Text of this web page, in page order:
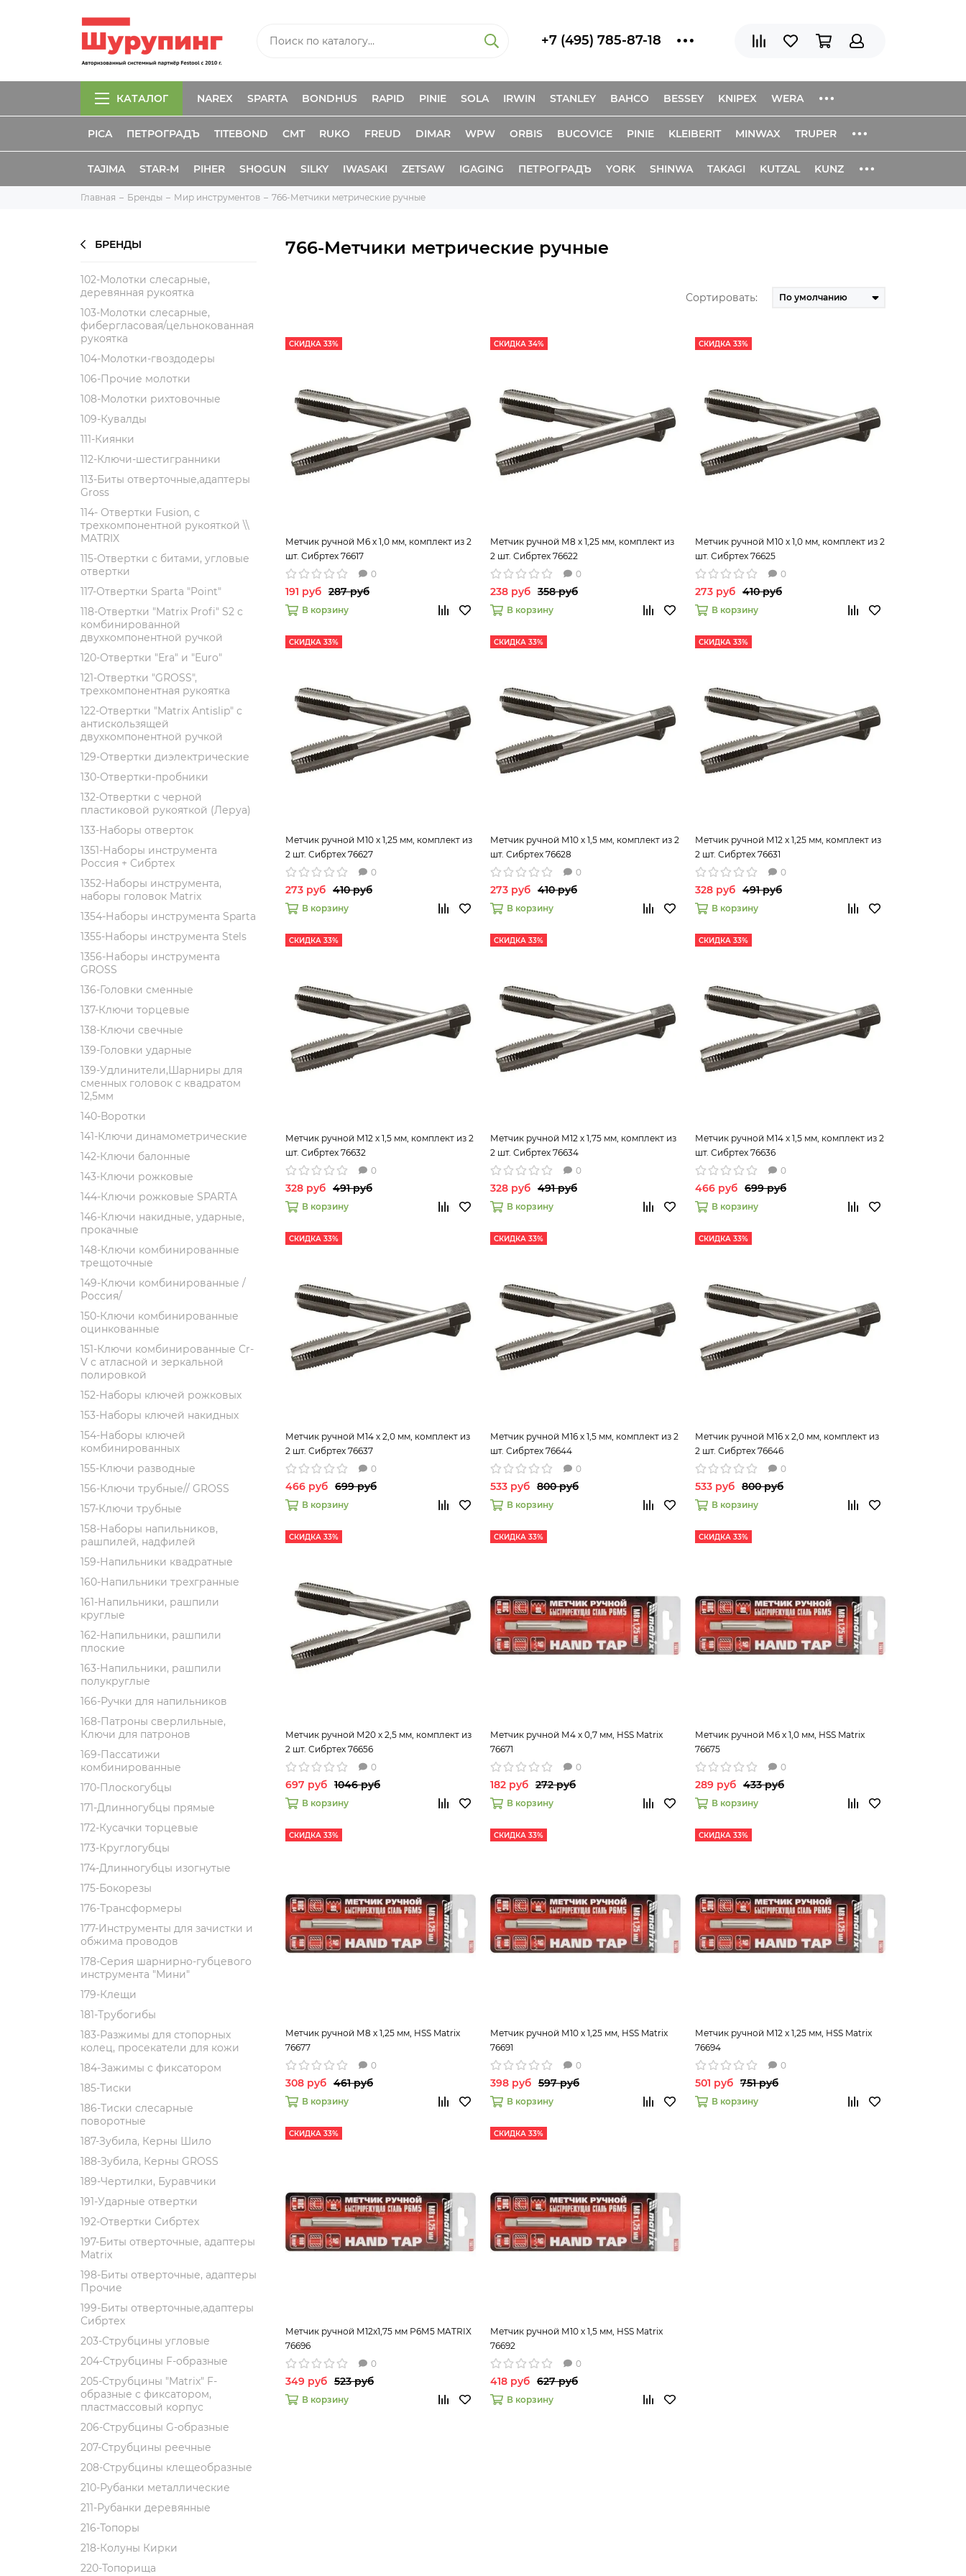
+7 (495) 785-87-18
КАТАЛОГ NAREX SPARTA BONDHUS RAPID PINIE SOLA IRWIN STANLEY BAHCO BESSEY KNIPEX WERA
PICA ПЕТРОГРАДЪ TITEBOND CMT RUKO FREUD DIMAR WPW ORBIS BUCOVICE PINIE KLEIBERIT MINWAX TRUPER
TAJIMA STAR-M PIHER SHOGUN SILKY IWASAKI ZETSAW IGAGING ПЕТРОГРАДЪ YORK SHINWA TAKAGI KUTZAL KUNZ
Главная Бренды Мир инструментов 766-Метчики метрические ручные
БРЕНДЫ
102-Молотки слесарные,
деревянная рукоятка
103-Молотки слесарные,
фибергласовая/цельнокованная
рукоятка
104-Молотки-гвоздодеры
106-Прочие молотки
108-Молотки рихтовочные
109-Кувалды
111-Киянки
112-Ключи-шестигранники
113-Биты отверточные,адаптеры
Gross
114- Отвертки Fusion, c
трехкомпонентной рукояткой \\
MATRIX
115-Отвертки с битами, угловые
отвертки
117-Отвертки Sparta "Point"
118-Отвертки "Matrix Profi" S2 с
комбинированной
двухкомпонентной ручкой
120-Отвертки "Era" и "Euro"
121-Отвертки "GROSS",
трехкомпонентная рукоятка
122-Отвертки "Matrix Antislip" с
антискользящей
двухкомпонентной ручкой
129-Отвертки диэлектрические
130-Отвертки-пробники
132-Отвертки с черной
пластиковой рукояткой (Леруа)
133-Наборы отверток
1351-Наборы инструмента
Россия + Сибртех
1352-Наборы инструмента,
наборы головок Matrix
1354-Наборы инструмента Sparta
1355-Наборы инструмента Stels
1356-Наборы инструмента
GROSS
136-Головки сменные
137-Ключи торцевые
138-Ключи свечные
139-Головки ударные
139-Удлинители,Шарниры для
сменных головок с квадратом
12,5мм
140-Воротки
141-Ключи динамометрические
142-Ключи балонные
143-Ключи рожковые
144-Ключи рожковые SPARTA
146-Ключи накидные, ударные,
прокачные
148-Ключи комбинированные
трещоточные
149-Ключи комбинированные /
Россия/
150-Ключи комбинированные
оцинкованные
151-Ключи комбинированные Cr-
V с атласной и зеркальной
полировкой
152-Наборы ключей рожковых
153-Наборы ключей накидных
154-Наборы ключей
комбинированных
155-Ключи разводные
156-Ключи трубные// GROSS
157-Ключи трубные
158-Наборы напильников,
рашпилей, надфилей
159-Напильники квадратные
160-Напильники трехгранные
161-Напильники, рашпили
круглые
162-Напильники, рашпили
плоские
163-Напильники, рашпили
полукруглые
166-Ручки для напильников
168-Патроны сверлильные,
Ключи для патронов
169-Пассатижи
комбинированные
170-Плоскогубцы
171-Длинногубцы прямые
172-Кусачки торцевые
173-Круглогубцы
174-Длинногубцы изогнутые
175-Бокорезы
176-Трансформеры
177-Инструменты для зачистки и
обжима проводов
178-Серия шарнирно-губцевого
инструмента "Мини"
179-Клещи
181-Трубогибы
183-Разжимы для стопорных
колец, просекатели для кожи
184-Зажимы с фиксатором
185-Тиски
186-Тиски слесарные
поворотные
187-Зубила, Керны Шило
188-Зубила, Керны GROSS
189-Чертилки, Буравчики
191-Ударные отвертки
192-Отвертки Сибртех
197-Биты отверточные, адаптеры
Matrix
198-Биты отверточные, адаптеры
Прочие
199-Биты отверточные,адаптеры
Сибртех
203-Струбцины угловые
204-Струбцины F-образные
205-Струбцины "Matrix" F-
образные с фиксатором,
пластмассовый корпус
206-Струбцины G-образные
207-Струбцины реечные
208-Струбцины клещеобразные
210-Рубанки металлические
211-Рубанки деревянные
216-Топоры
218-Колуны Кирки
220-Топорища
766-Метчики метрические ручные
Сортировать:
СКИДКА 33%
Метчик ручной М6 х 1,0 мм, комплект из 2
шт. Сибртех 76617
0
191 руб 287 руб
В корзину
СКИДКА 34%
Метчик ручной М8 х 1,25 мм, комплект из
2 шт. Сибртех 76622
0
238 руб 358 руб
В корзину
СКИДКА 33%
Метчик ручной М10 х 1,0 мм, комплект из 2
шт. Сибртех 76625
0
273 руб 410 руб
В корзину
СКИДКА 33%
Метчик ручной М10 х 1,25 мм, комплект из
2 шт. Сибртех 76627
0
273 руб 410 руб
В корзину
СКИДКА 33%
Метчик ручной М10 х 1,5 мм, комплект из 2
шт. Сибртех 76628
0
273 руб 410 руб
В корзину
СКИДКА 33%
Метчик ручной М12 х 1,25 мм, комплект из
2 шт. Сибртех 76631
0
328 руб 491 руб
В корзину
СКИДКА 33%
Метчик ручной М12 х 1,5 мм, комплект из 2
шт. Сибртех 76632
0
328 руб 491 руб
В корзину
СКИДКА 33%
Метчик ручной М12 х 1,75 мм, комплект из
2 шт. Сибртех 76634
0
328 руб 491 руб
В корзину
СКИДКА 33%
Метчик ручной М14 х 1,5 мм, комплект из 2
шт. Сибртех 76636
0
466 руб 699 руб
В корзину
СКИДКА 33%
Метчик ручной М14 х 2,0 мм, комплект из
2 шт. Сибртех 76637
0
466 руб 699 руб
В корзину
СКИДКА 33%
Метчик ручной М16 х 1,5 мм, комплект из 2
шт. Сибртех 76644
0
533 руб 800 руб
В корзину
СКИДКА 33%
Метчик ручной М16 х 2,0 мм, комплект из
2 шт. Сибртех 76646
0
533 руб 800 руб
В корзину
СКИДКА 33%
Метчик ручной М20 х 2,5 мм, комплект из
2 шт. Сибртех 76656
0
697 руб 1046 руб
В корзину
СКИДКА 33%
Метчик ручной М4 х 0,7 мм, HSS Matrix
76671
0
182 руб 272 руб
В корзину
СКИДКА 33%
Метчик ручной М6 х 1,0 мм, HSS Matrix
76675
0
289 руб 433 руб
В корзину
СКИДКА 33%
Метчик ручной М8 х 1,25 мм, HSS Matrix
76677
0
308 руб 461 руб
В корзину
СКИДКА 33%
Метчик ручной М10 х 1,25 мм, HSS Matrix
76691
0
398 руб 597 руб
В корзину
СКИДКА 33%
Метчик ручной М12 х 1,25 мм, HSS Matrix
76694
0
501 руб 751 руб
В корзину
СКИДКА 33%
Метчик ручной М12x1,75 мм Р6М5 MATRIX
76696
0
349 руб 523 руб
В корзину
СКИДКА 33%
Метчик ручной М10 х 1,5 мм, HSS Matrix
76692
0
418 руб 627 руб
В корзину